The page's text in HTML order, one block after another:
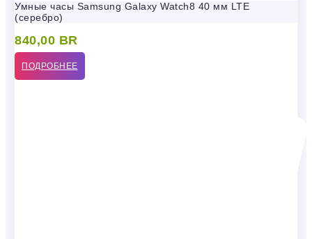
Умные часы Samsung Galaxy Watch8 40 мм LTE
(серебро)
840,00 BR
ПОДРОБНЕЕ